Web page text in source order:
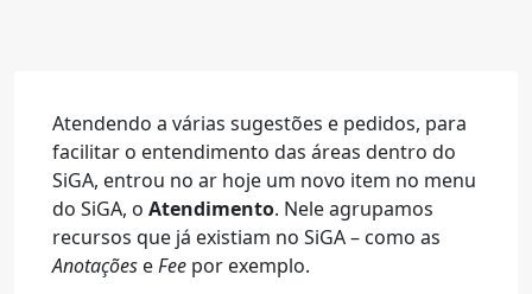
Atendendo a várias sugestões e pedidos, para
facilitar o entendimento das áreas dentro do
SiGA, entrou no ar hoje um novo item no menu
do SiGA, o Atendimento. Nele agrupamos
recursos que já existiam no SiGA – como as
Anotações eFee por exemplo.